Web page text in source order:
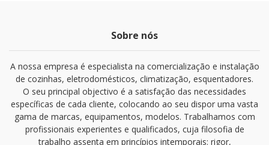
Sobre nós
A nossa empresa é especialista na comercialização e instalação
de cozinhas, eletrodomésticos, climatização, esquentadores.
O seu principal objectivo é a satisfação das necessidades
específicas de cada cliente, colocando ao seu dispor uma vasta
gama de marcas, equipamentos, modelos. Trabalhamos com
profissionais experientes e qualificados, cuja filosofia de
trabalho assenta em princípios intemporais: rigor,